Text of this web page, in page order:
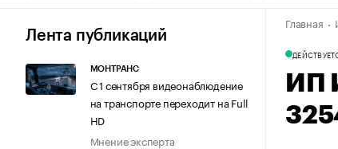
Технологии и медиа Рынок наличной
Лента публикаций
МОНТРАНС
С 1 сентября видеонаблюдение
на транспорте переходит на Full
HD
Мнение эксперта
Главная
ДЕЙСТВУЕТ
ИП